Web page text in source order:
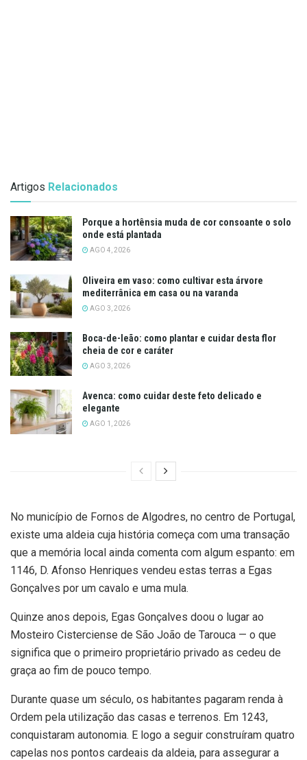
Artigos Relacionados
Porque a hortênsia muda de cor consoante o solo
onde está plantada
AGO 4, 2026
Oliveira em vaso: como cultivar esta árvore
mediterrânica em casa ou na varanda
AGO 3, 2026
Boca-de-leão: como plantar e cuidar desta flor
cheia de cor e caráter
AGO 3, 2026
Avenca: como cuidar deste feto delicado e
elegante
AGO 1, 2026
No município de Fornos de Algodres, no centro de Portugal,
existe uma aldeia cuja história começa com uma transação
que a memória local ainda comenta com algum espanto: em
1146, D. Afonso Henriques vendeu estas terras a Egas
Gonçalves por um cavalo e uma mula.
Quinze anos depois, Egas Gonçalves doou o lugar ao
Mosteiro Cisterciense de São João de Tarouca — o que
significa que o primeiro proprietário privado as cedeu de
graça ao fim de pouco tempo.
Durante quase um século, os habitantes pagaram renda à
Ordem pela utilização das casas e terrenos. Em 1243,
conquistaram autonomia. E logo a seguir construíram quatro
capelas nos pontos cardeais da aldeia, para assegurar a